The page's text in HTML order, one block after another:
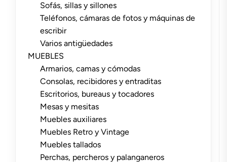
Sofás, sillas y sillones
Teléfonos, cámaras de fotos y máquinas de
escribir
Varios antigüedades
MUEBLES
Armarios, camas y cómodas
Consolas, recibidores y entraditas
Escritorios, bureaus y tocadores
Mesas y mesitas
Muebles auxiliares
Muebles Retro y Vintage
Muebles tallados
Perchas, percheros y palanganeros